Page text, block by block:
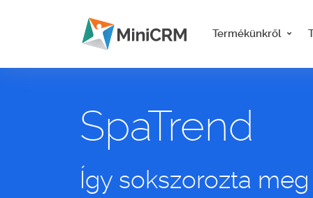
Termékünkről
SpaTrend
Így sokszorozta